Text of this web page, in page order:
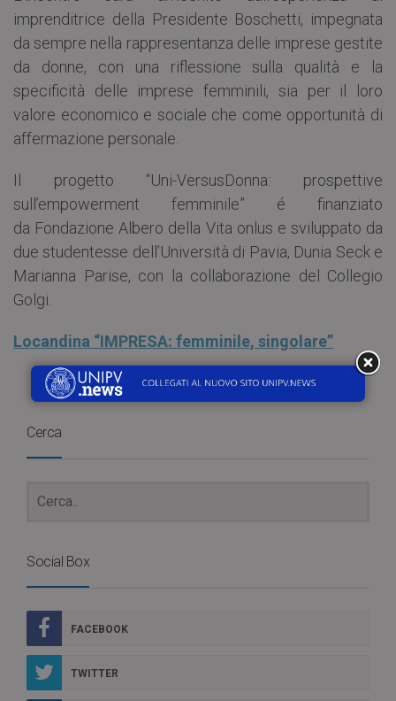
imprenditrice della Presidente Boschetti, impegnata
da sempre nella rappresentanza delle imprese gestite
da donne, con una riflessione sulla qualità e la
specificità delle imprese femminili, sia per il loro
valore economico e sociale che come opportunità di
affermazione personale.
Il progetto “Uni-VersusDonna: prospettive
sull’empowerment femminile” é finanziato
da Fondazione Albero della Vita onlus e sviluppato da
due studentesse dell’Università di Pavia, Dunia Seck e
Marianna Parise, con la collaborazione del Collegio
Golgi.
Locandina “IMPRESA: femminile, singolare”
Cerca
Social Box
FACEBOOK
TWITTER